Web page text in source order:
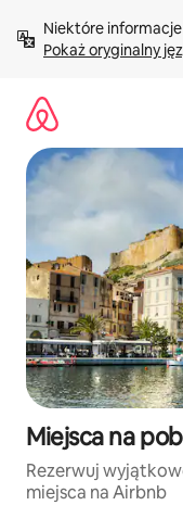
treści Pokaż oryginalny
Miejsca na
Rezerwuj
miejsca na Airbnb